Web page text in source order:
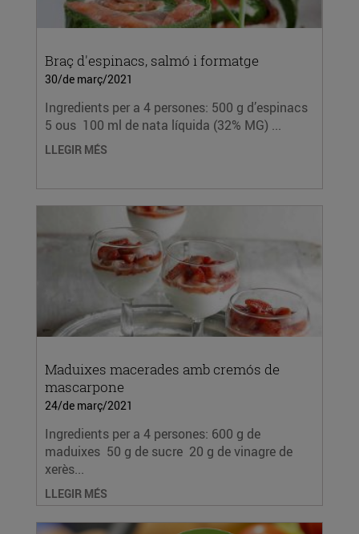
Braç d'espinacs, salmó i formatge
30/de març/2021
Ingredients per a 4 persones: 500 g d’espinacs
5 ous 100 ml de nata líquida (32% MG) ...
LLEGIR MÉS
Maduixes macerades amb cremós de
mascarpone
24/de març/2021
Ingredients per a 4 persones: 600 g de
maduixes 50 g de sucre 20 g de vinagre de
xerès...
LLEGIR MÉS